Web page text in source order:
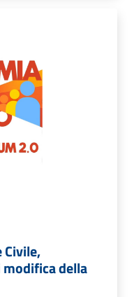
Civile,
della